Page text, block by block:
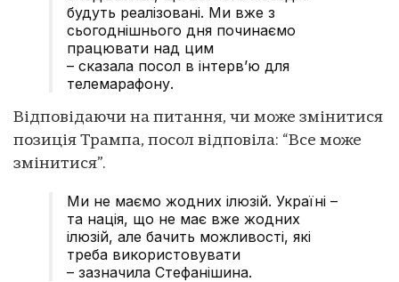
будуть реалізовані. Ми вже з
сьогоднішнього дня починаємо
працювати над цим
– сказала посол в інтерв’ю для
телемарафону.
Відповідаючи на питання, чи може змінитися
позиція Трампа, посол відповіла: “Все може
змінитися”.
Ми не маємо жодних ілюзій. Україні –
та нація, що не має вже жодних
ілюзій, але бачить можливості, які
треба використовувати
– зазначила Стефанішина.